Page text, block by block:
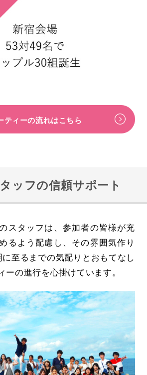
ティーの流れはこちら
ッフの信頼サポート
スタッフは、参加者の皆様が充
るよう配慮し、その雰囲気作り
至るまでの気配りとおもてなし
ーの進行を心掛けています。